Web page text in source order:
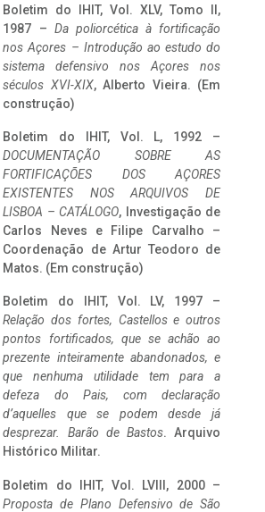
Boletim do IHIT, Vol. XLV, Tomo II,
1987 – Da poliorcética à fortificação
nos Açores – Introdução ao estudo do
sistema defensivo nos Açores nos
séculos XVI-XIX, Alberto Vieira. (Em
construção)
Boletim do IHIT, Vol. L, 1992 –
DOCUMENTAÇÃO SOBRE AS
FORTIFICAÇÕES DOS AÇORES
EXISTENTES NOS ARQUIVOS DE
LISBOA – CATÁLOGO, Investigação de
Carlos Neves e Filipe Carvalho –
Coordenação de Artur Teodoro de
Matos. (Em construção)
Boletim do IHIT, Vol. LV, 1997 –
Relação dos fortes, Castellos e outros
pontos fortificados, que se achão ao
prezente inteiramente abandonados, e
que nenhuma utilidade tem para a
defeza do Pais, com declaração
d’aquelles que se podem desde já
desprezar. Barão de Bastos. Arquivo
Histórico Militar.
Boletim do IHIT, Vol. LVIII, 2000 –
Proposta de Plano Defensivo de São